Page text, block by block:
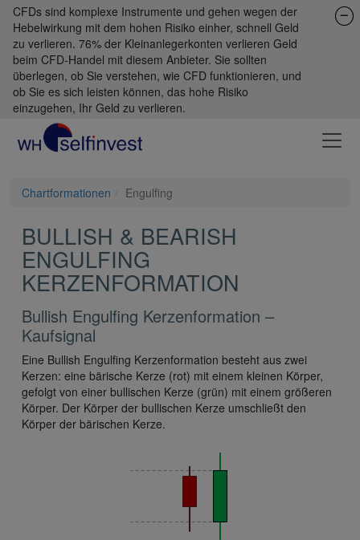
CFDs sind komplexe Instrumente und gehen wegen der
Hebelwirkung mit dem hohen Risiko einher, schnell Geld
zu verlieren. 76% der Kleinanlegerkonten verlieren Geld
beim CFD-Handel mit diesem Anbieter. Sie sollten
überlegen, ob Sie verstehen, wie CFD funktionieren, und
ob Sie es sich leisten können, das hohe Risiko
einzugehen, Ihr Geld zu verlieren.
Chartformationen Engulfing
BULLISH & BEARISH
ENGULFING
KERZENFORMATION
Bullish Engulfing Kerzenformation –
Kaufsignal
Eine Bullish Engulfing Kerzenformation besteht aus zwei
Kerzen: eine bärische Kerze (rot) mit einem kleinen Körper,
gefolgt von einer bullischen Kerze (grün) mit einem größeren
Körper. Der Körper der bullischen Kerze umschließt den
Körper der bärischen Kerze.